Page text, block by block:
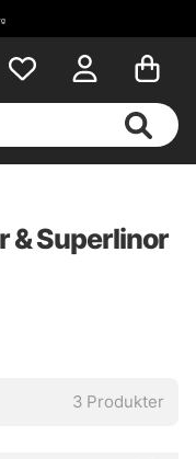
& Superlinor
3 Produkter